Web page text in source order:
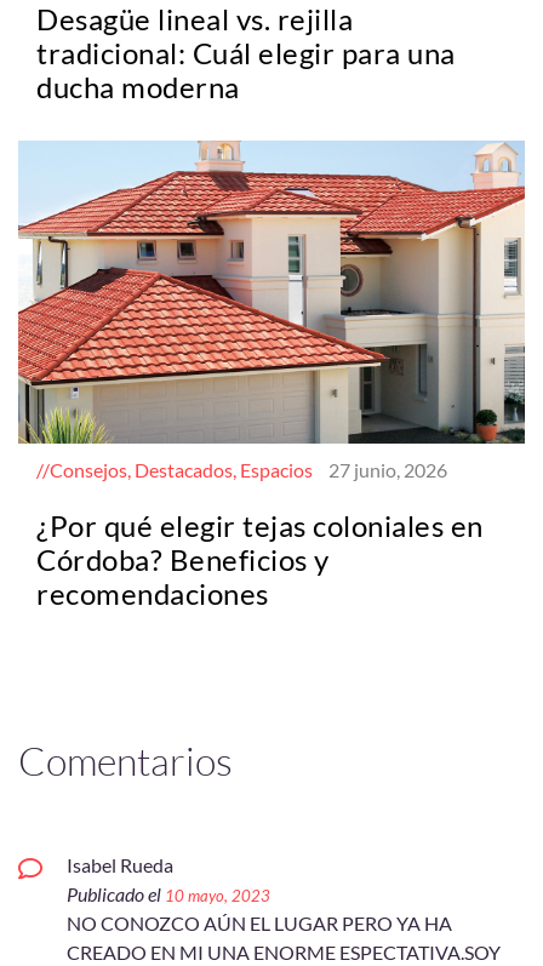
Desagüe lineal vs. rejilla
tradicional: Cuál elegir para una
ducha moderna
Consejos, Destacados, Espacios 27 junio, 2026
¿Por qué elegir tejas coloniales en
Córdoba? Beneficios y
recomendaciones
Comentarios
Isabel Rueda
Publicado el 10 mayo, 2023
NO CONOZCO AÚN EL LUGAR PERO YA HA
CREADO EN MI UNA ENORME ESPECTATIVA.SOY